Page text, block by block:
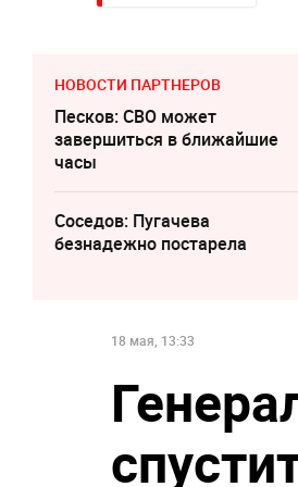
НОВОСТИ ПАРТНЕРОВ
Песков: СВО может
завершиться в ближайшие
часы
Соседов: Пугачева
безнадежно постарела
18 мая, 13:33